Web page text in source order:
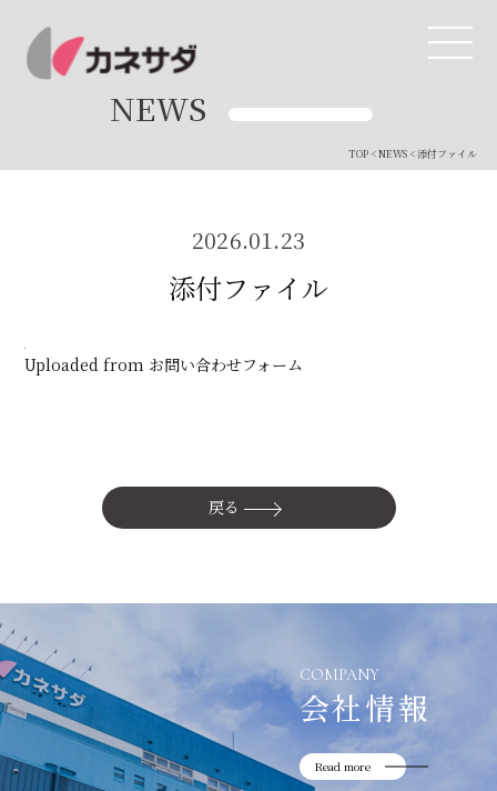
TOP
生産体制
美味しい安心
かね貞の歴史
NEWS
TOP<NEWS< 添付ファイル
2026.01.23
添付ファイル
Uploaded from お問い合わせフォーム
戻る
COMPANY
会社情報
Read more